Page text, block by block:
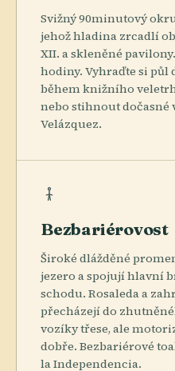
Svižný 90minutový
jehož hladina zrcadlí
XII. a skleněné
hodiny. Vyhraďte si půl
během knižního
nebo stihnout dočasné
Velázquez.
Bezbariérovost
Široké dlážděné
jezero a spojují hlavní
schodu. Rosaleda a
přecházejí do
vozíky třese, ale
dobře. Bezbariérové
la Independencia.